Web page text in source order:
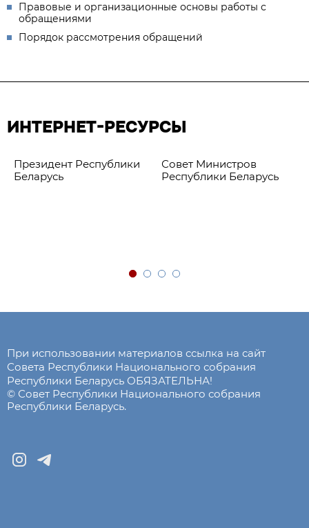
Правовые и организационные основы работы с
обращениями
Порядок рассмотрения обращений
ИНТЕРНЕТ-РЕСУРСЫ
Президент Республики
Беларусь
Совет Министров
Республики Беларусь
При использовании материалов ссылка на сайт
Совета Республики Национального собрания
Республики Беларусь ОБЯЗАТЕЛЬНА!
© Совет Республики Национального собрания
Республики Беларусь.